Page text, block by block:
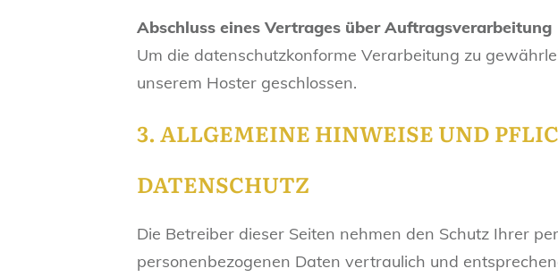
Abschluss eines Vertrages über Auftragsverarbeitung
Um die datenschutzkonforme Verarbeitung zu
unserem Hoster geschlossen.
3. ALLGEMEINE HINWEISE UND
DATENSCHUTZ
Die Betreiber dieser Seiten nehmen den Schutz Ihrer
personenbezogenen Daten vertraulich und